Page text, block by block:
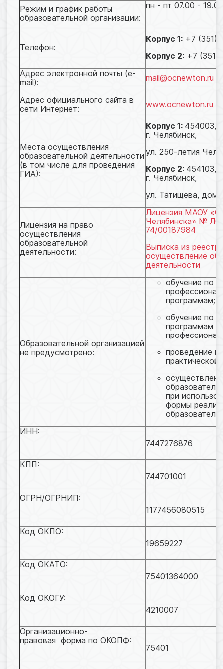
Режим и график работы
образовательной организации:
пн - пт 07.00 - 19.00
Телефон:
Корпус 1: +7 (351)
Корпус 2: +7 (351)
Адрес электронной почты (e-
mail):
mail@ocnewton.ru
Адрес официального сайта в
сети Интернет:
www.ocnewton.ru
Места осуществления
образовательной деятельности
(в том числе для проведения
ГИА):
Корпус 1: 454003,
г. Челябинск,
ул. 250-летия
Корпус 2: 454103,
г. Челябинск,
ул. Татищева, дом
Лицензия на право
осуществления
образовательной
деятельности:
Лицензия МАОУ
Челябинска» №
74/00187984
Выписка из
осуществление
деятельности
Образовательной организацией
не предусмотрено:
обучение по
программам;
обучение по
программам
проведение
практической
при
формы
ИНН:
7447276876
КПП:
744701001
ОГРН/ОГРНИП:
1177456080515
Код ОКПО:
19659227
Код ОКАТО:
75401364000
Код ОКОГУ:
4210007
Организационно-
правовая форма по ОКОПФ:
75401